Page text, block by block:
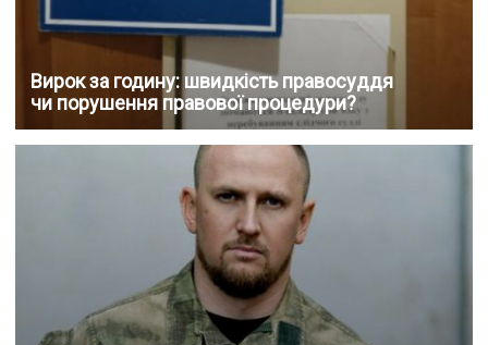
Вирок за годину: швидкість правосуддя
чи порушення правової процедури?